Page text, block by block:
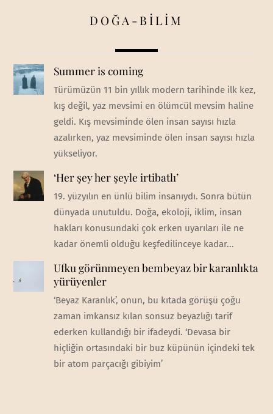
DOĞA-BİLİM
Summer is coming
Türümüzün 11 bin yıllık modern tarihinde ilk kez,
kış değil, yaz mevsimi en ölümcül mevsim haline
geldi. Kış mevsiminde ölen insan sayısı hızla
azalırken, yaz mevsiminde ölen insan sayısı hızla
yükseliyor.
‘Her şey her şeyle irtibatlı’
19. yüzyılın en ünlü bilim insanıydı. Sonra bütün
dünyada unutuldu. Doğa, ekoloji, iklim, insan
hakları konusundaki çok erken uyarıları ile ne
kadar önemli olduğu keşfedilinceye kadar...
Ufku görünmeyen bembeyaz bir karanlıkta
yürüyenler
‘Beyaz Karanlık’, onun, bu kıtada görüşü çoğu
zaman imkansız kılan sonsuz beyazlığı tarif
ederken kullandığı bir ifadeydi. ‘Devasa bir
hiçliğin ortasındaki bir buz küpünün içindeki tek
bir atom parçacığı gibiyim’